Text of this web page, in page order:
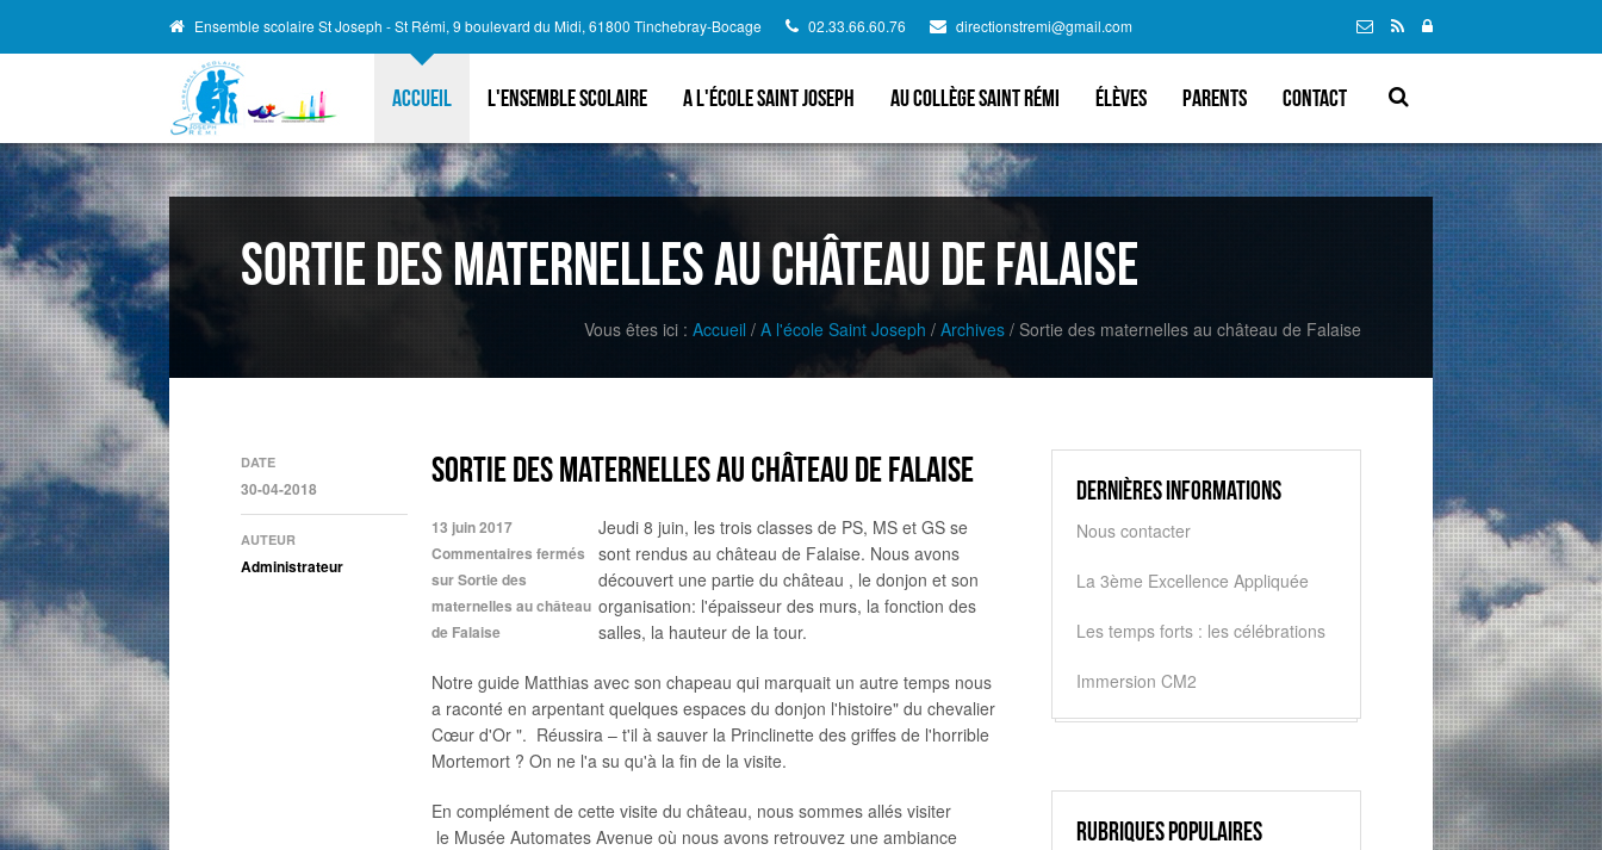
Ensemble scolaire St Joseph - St Rémi, 9 boulevard du Midi, 61800 Tinchebray-Bocage 02.33.66.60.76 directionstremi@gmail.com
Accueil L'ensemble scolaire A l'école Saint Joseph Au collège Saint Rémi élèves parents Contact
Sortie des maternelles au château de Falaise
Vous êtes ici : Accueil / A l'école Saint Joseph / Archives / Sortie des maternelles au château de Falaise
DATE
30-04-2018
AUTEUR
Administrateur
Sortie des maternelles au château de Falaise
13 juin 2017
Commentaires fermés
sur Sortie des
maternelles au château
de Falaise
Jeudi 8 juin, les trois classes de PS, MS et GS se
sont rendus au château de Falaise. Nous avons
découvert une partie du château , le donjon et son
organisation: l'épaisseur des murs, la fonction des
salles, la hauteur de la tour.
Notre guide Matthias avec son chapeau qui marquait un autre temps nous
a raconté en arpentant quelques espaces du donjon l'histoire" du chevalier
Cœur d'Or ". Réussira – t'il à sauver la Princlinette des griffes de l'horrible
Mortemort ? On ne l'a su qu'à la fin de la visite.
En complément de cette visite du château, nous sommes allés visiter
le Musée Automates Avenue où nous avons retrouvez une ambiance
Dernières informations
Nous contacter
La 3ème Excellence Appliquée
Les temps forts : les célébrations
Immersion CM2
Rubriques populaires